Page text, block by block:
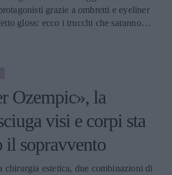
grazie a ombretti e eyeliner
gloss: ecco i trucchi che saranno
Ozempic», la
visi e corpi sta
il sopravvento
chirurgia estetica, due combinazioni di